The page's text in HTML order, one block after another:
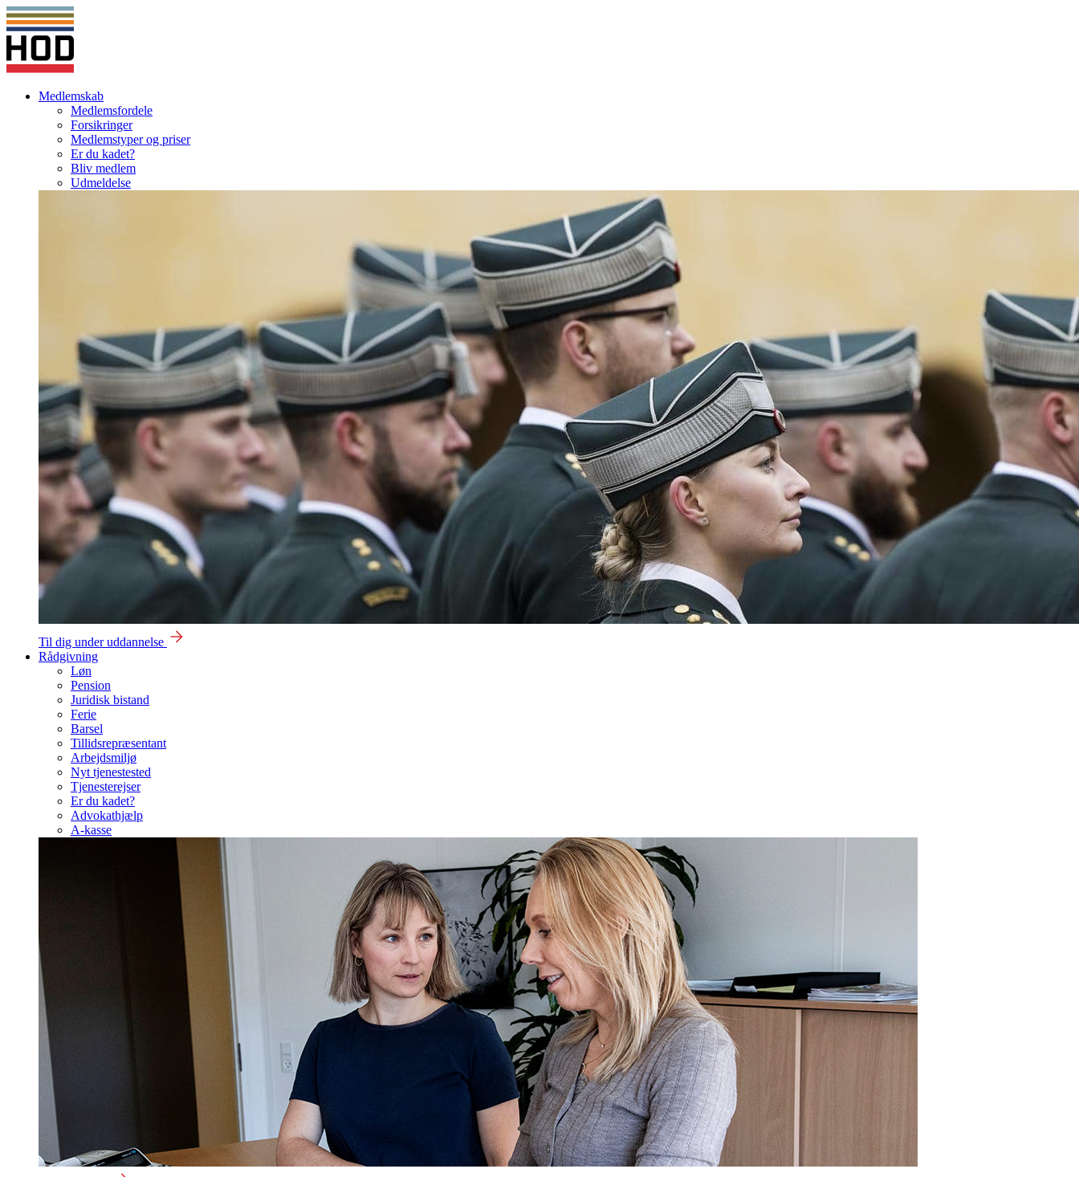
Medlemskab
Medlemsfordele
Forsikringer
Medlemstyper og priser
Er du kadet?
Bliv medlem
Udmeldelse
Til dig under uddannelse
Rådgivning
Løn
Pension
Juridisk bistand
Ferie
Barsel
Tillidsrepræsentant
Arbejdsmiljø
Nyt tjenestested
Tjenesterejser
Er du kadet?
Advokathjælp
A-kasse